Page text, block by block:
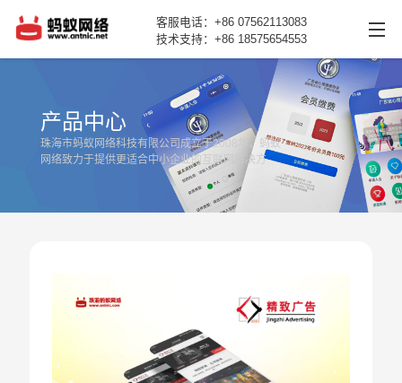
网站首页
产品中心
新闻动态
案例展示
客服电话：+86 07562113083
技术支持：+86 18575654553
产品中心
珠海市蚂蚁网络科技有限公司成立于2008年，蚂蚁
网络致力于提供更适合中小企业的互联网解决方